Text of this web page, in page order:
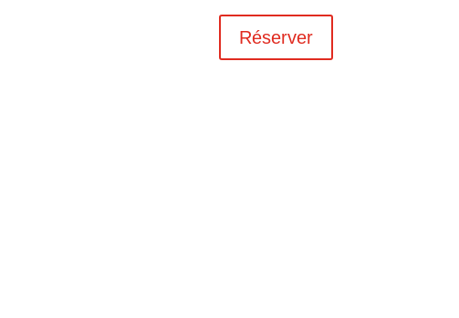
Réserver